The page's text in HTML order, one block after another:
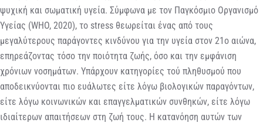
ψυχική και σωματική υγεία. Σύμφωνα με τον Παγκόσμιο Οργανισμό
Υγείας (WHO, 2020), το stress θεωρείται ένας από τους
μεγαλύτερους παράγοντες κινδύνου για την υγεία στον 21ο αιώνα,
επηρεάζοντας τόσο την ποιότητα ζωής, όσο και την εμφάνιση
χρόνιων νοσημάτων. Υπάρχουν κατηγορίες τού πληθυσμού που
αποδεικνύονται πιο ευάλωτες είτε λόγω βιολογικών παραγόντων,
είτε λόγω κοινωνικών και επαγγελματικών συνθηκών, είτε λόγω
ιδιαίτερων απαιτήσεων στη ζωή τους. Η κατανόηση αυτών των